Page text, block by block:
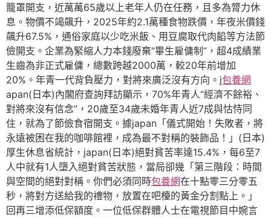
籠罩開支，近萬萬65歲以上老年人仍在任務，且多為膂力休
息。物價不竭飆升，2025年約2.1萬種食物跌價，年夜米價錢
飆升67.5%，通俗家庭以少吃米飯、用豆腐取代肉餡等方法節
儉開支。企業為緊縮人力本錢廢棄“畢生雇傭制”，超4成績業
生齒為非正式雇傭，總數跨越2000萬，較20年前增加
20%。年青一代背負壓力，對將來廣泛沒有方向。j包養網
apan(日本)內閣府查詢拜訪顯示，70%年青人“經濟不餘裕、
對將來沒有信念”，20歲至34歲未婚年青人近7成與怙恃同
住，就為了節儉食宿開支。據japan「儀式開始！失敗者，將
永遠被困在我的咖啡館裡，成為最不對稱的裝飾品！」(日本)
厚生休息省統計，japan(日本)絕對貧苦率達15.4%，每6至7
人中就有1人墮入絕對貧苦狀態，當局卻幾「第三階段：時間
與空間的絕對對稱。你們必須同時包養網在十點零三分零五
秒，將對方送給我的禮物，放置在吧檯的黃金分割點上。」
回再三增添低保額度。一位低保群體人士在電視節目中婉言